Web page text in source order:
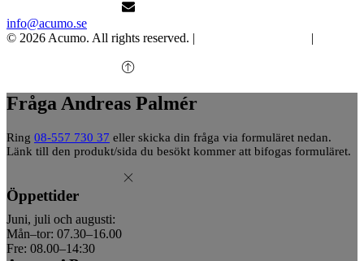
info@acumo.se
© 2026 Acumo. All rights reserved. |
|
Fråga Andreas Palmér
Ring 08-557 730 37 eller skicka din fråga via formuläret nedan.
Länk till den produkt/sida du besökt kommer att bifogas formuläret.
Öppettider
Juni, juli och augusti:
Mån–tor: 07.30–16.00
Fre: 08.00–14:30